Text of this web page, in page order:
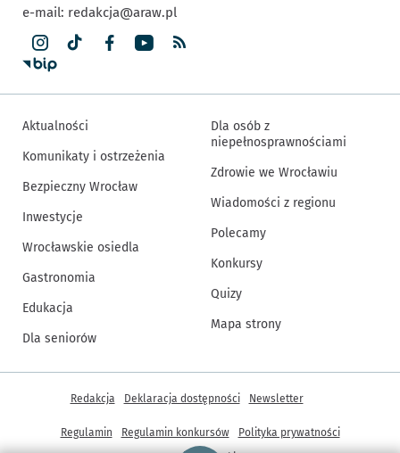
e-mail: redakcja@araw.pl
Aktualności
Komunikaty i ostrzeżenia
Bezpieczny Wrocław
Inwestycje
Wrocławskie osiedla
Gastronomia
Edukacja
Dla seniorów
Dla osób z
niepełnosprawnościami
Zdrowie we Wrocławiu
Wiadomości z regionu
Polecamy
Konkursy
Quizy
Mapa strony
Inne informacje
Redakcja Deklaracja dostępności Newsletter
Regulamin Regulamin konkursów
Polityka prywatności